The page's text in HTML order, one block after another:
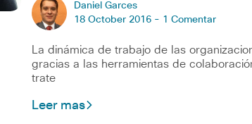
Daniel Garces
18 October 2016 - 1 Comentar
La dinámica de trabajo de las
gracias a las herramientas de
trate
Leer mas